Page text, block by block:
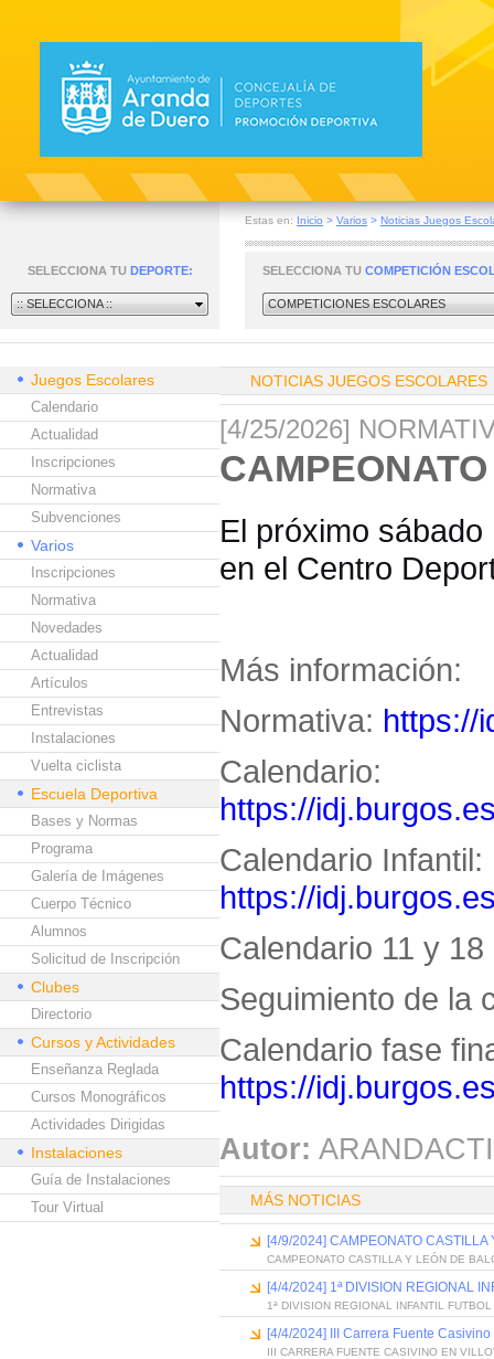
Estas en: Inicio > Varios > Noticias Juegos
SELECCIONA TU DEPORTE:
:: SELECCIONA ::
SELECCIONA TU COMPETICIÓN
COMPETICIONES ESCOLARES
Juegos Escolares
Calendario
Actualidad
Inscripciones
Normativa
Subvenciones
Varios
Inscripciones
Normativa
Novedades
Actualidad
Artículos
Entrevistas
Instalaciones
Vuelta ciclista
Escuela Deportiva
Bases y Normas
Programa
Galería de Imágenes
Cuerpo Técnico
Alumnos
Solicitud de Inscripción
Clubes
Directorio
Cursos y Actividades
Enseñanza Reglada
Cursos Monográficos
Actividades Dirigidas
Instalaciones
Guía de Instalaciones
Tour Virtual
NOTICIAS JUEGOS ESCOLARES
[4/25/2026]
El próximo
en el Centro
Más información:
Normativa: https://
Calendario:
https://
Calendario Infantil:
https://
Calendario 11 y
Seguimiento de la
Calendario fase
https://
Autor:
MÁS NOTICIAS
[4/9/2024] CAMPEONATO
CAMPEONATO CASTILLA Y LEÓN DE
[4/4/2024] 1ª DIVISION REGIONAL
1ª DIVISION REGIONAL INFANTIL
[4/4/2024] III Carrera Fuente
III CARRERA FUENTE CASIVINO EN